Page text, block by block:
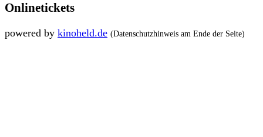
Onlinetickets
powered by kinoheld.de (Datenschutzhinweis am Ende der Seite)